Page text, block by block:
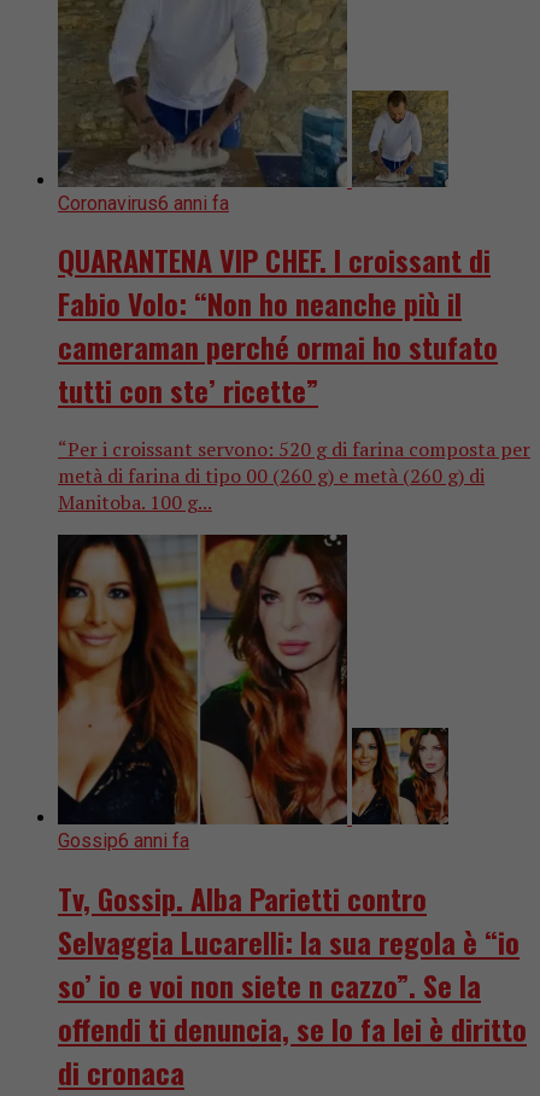
Coronavirus6 anni fa
QUARANTENA VIP CHEF. I croissant di
Fabio Volo: “Non ho neanche più il
cameraman perché ormai ho stufato
tutti con ste’ ricette”
“Per i croissant servono: 520 g di farina composta per
metà di farina di tipo 00 (260 g) e metà (260 g) di
Manitoba. 100 g...
Gossip6 anni fa
Tv, Gossip. Alba Parietti contro
Selvaggia Lucarelli: la sua regola è “io
so’ io e voi non siete n cazzo”. Se la
offendi ti denuncia, se lo fa lei è diritto
di cronaca